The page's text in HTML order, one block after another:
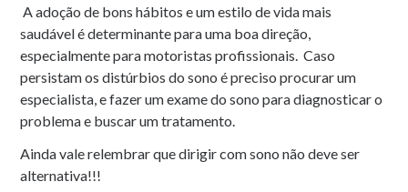
A adoção de bons hábitos e um estilo de vida mais
saudável é determinante para uma boa direção,
especialmente para motoristas profissionais. Caso
persistam os distúrbios do sono é preciso procurar um
especialista, e fazer um exame do sono para diagnosticar o
problema e buscar um tratamento.
Ainda vale relembrar que dirigir com sono não deve ser
alternativa!!!